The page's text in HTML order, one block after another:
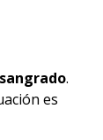
.
es